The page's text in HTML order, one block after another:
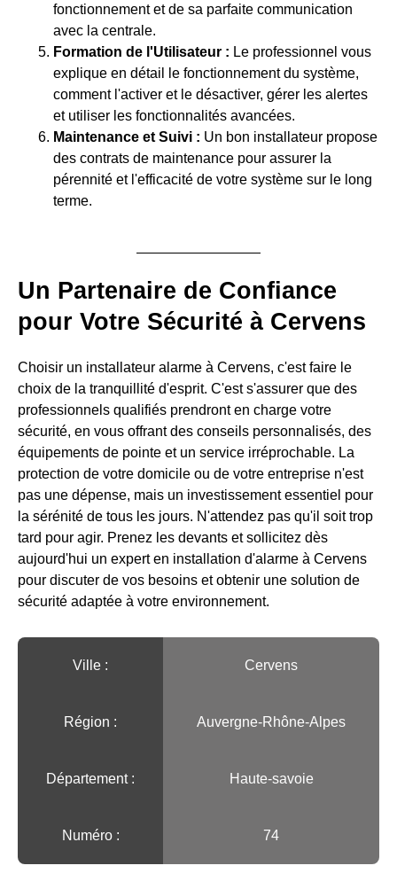
fonctionnement et de sa parfaite communication
avec la centrale.
Formation de l'Utilisateur : Le professionnel vous
explique en détail le fonctionnement du système,
comment l'activer et le désactiver, gérer les alertes
et utiliser les fonctionnalités avancées.
Maintenance et Suivi : Un bon installateur propose
des contrats de maintenance pour assurer la
pérennité et l'efficacité de votre système sur le long
terme.
Un Partenaire de Confiance
pour Votre Sécurité à Cervens
Choisir un installateur alarme à Cervens, c'est faire le
choix de la tranquillité d'esprit. C'est s'assurer que des
professionnels qualifiés prendront en charge votre
sécurité, en vous offrant des conseils personnalisés, des
équipements de pointe et un service irréprochable. La
protection de votre domicile ou de votre entreprise n'est
pas une dépense, mais un investissement essentiel pour
la sérénité de tous les jours. N'attendez pas qu'il soit trop
tard pour agir. Prenez les devants et sollicitez dès
aujourd'hui un expert en installation d'alarme à Cervens
pour discuter de vos besoins et obtenir une solution de
sécurité adaptée à votre environnement.
Ville :️ Cervens
Région :️ Auvergne-Rhône-Alpes
Département : Haute-savoie
Numéro : 74